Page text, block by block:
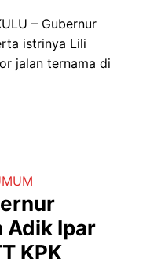
– Gubernur
istrinya Lili
jalan ternama di
Adik Ipar
KPK